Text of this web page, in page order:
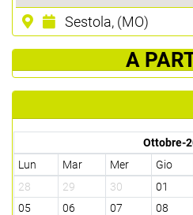
Sestola, (MO)
A
Ottobre-
Lun
Mar Mer Gio
28
29 30 01
05
06 07 08